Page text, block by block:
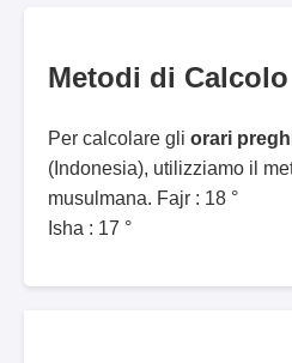
Metodi di Calcolo
Per calcolare gli orari
(Indonesia), utilizziamo il
musulmana. Fajr : 18 °
Isha : 17 °